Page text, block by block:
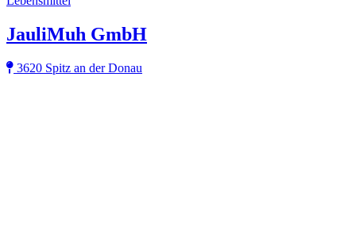
JauliMuh GmbH
3620 Spitz an der Donau